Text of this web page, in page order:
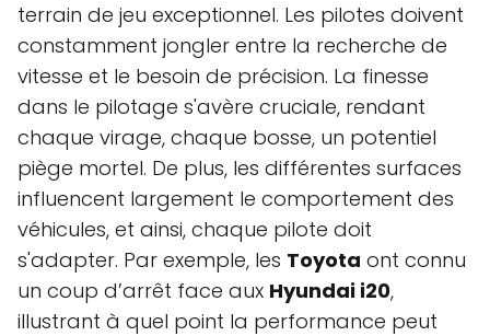
terrain de jeu exceptionnel. Les pilotes doivent
constamment jongler entre la recherche de
vitesse et le besoin de précision. La finesse
dans le pilotage s'avère cruciale, rendant
chaque virage, chaque bosse, un potentiel
piège mortel. De plus, les différentes surfaces
influencent largement le comportement des
véhicules, et ainsi, chaque pilote doit
s'adapter. Par exemple, les Toyota ont connu
un coup d’arrêt face aux Hyundai i20,
illustrant à quel point la performance peut